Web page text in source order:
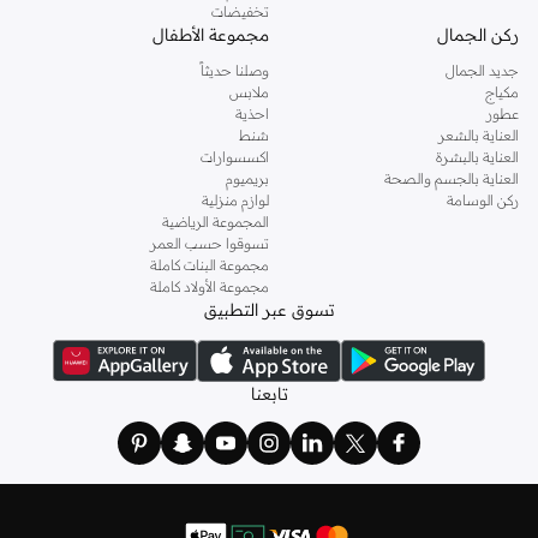
تخفيضات
ركن الجمال
جديد الجمال
مكياج
عطور
العناية بالشعر
العناية بالبشرة
العناية بالجسم والصحة
ركن الوسامة
مجموعة الأطفال
وصلنا حديثاً
ملابس
احذية
شنط
اكسسوارات
بريميوم
لوازم منزلية
المجموعة الرياضية
تسوقوا حسب العمر
مجموعة البنات كاملة
مجموعة الأولاد كاملة
تسوق عبر التطبيق
تابعنا